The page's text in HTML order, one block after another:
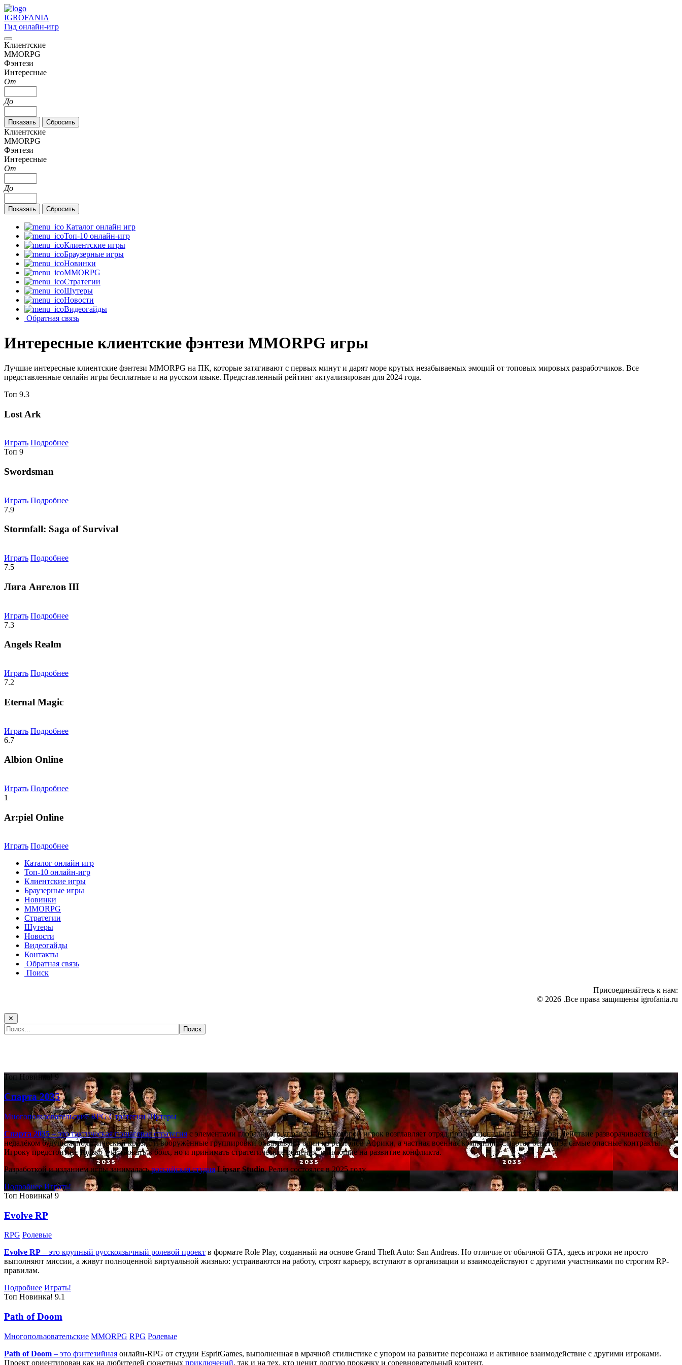
IGROFANIA
Гид онлайн-игр
Клиентские
MMORPG
Фэнтези
Интересные
От
До
Клиентские
MMORPG
Фэнтези
Интересные
От
До
Каталог онлайн игр
Топ-10 онлайн-игр
Клиентские игры
Браузерные игры
Новинки
MMORPG
Стратегии
Шутеры
Новости
Видеогайды
Обратная связь
Интересные клиентские фэнтези MMORPG игры
Лучшие интересные клиентские фэнтези MMORPG на ПК, которые затягивают с первых минут и дарят море крутых незабываемых эмоций от топовых мировых разработчиков. Все
представленные онлайн игры бесплатные и на русском языке. Представленный рейтинг актуализирован для 2024 года.
Топ 9.3
Lost Ark
Играть Подробнее
Топ 9
Swordsman
Играть Подробнее
7.9
Stormfall: Saga of Survival
Играть Подробнее
7.5
Лига Ангелов III
Играть Подробнее
7.3
Angels Realm
Играть Подробнее
7.2
Eternal Magic
Играть Подробнее
6.7
Albion Online
Играть Подробнее
1
Ar:piel Online
Играть Подробнее
Каталог онлайн игр
Топ-10 онлайн-игр
Клиентские игры
Браузерные игры
Новинки
MMORPG
Стратегии
Шутеры
Новости
Видеогайды
Контакты
Обратная связь
Поиск
Присоединяйтесь к нам:
© 2026 .Все права защищены igrofania.ru
✕
Топ Новинка! 9
Спарта 2035
Многопользовательские RPG Стратегии Шутеры
Спарта 2035– это тактическаяпошаговая стратегияс элементами глобального управления, в которой игрок возглавляет отряд профессиональных наёмников. Действие разворачивается в
недалёком будущем: политический кризис и вооружённые группировки охватывают один из регионов Африки, а частная военная компания «Спарта» берётся за самые опасные контракты.
Игроку предстоит не только участвовать в боях, но и принимать стратегические решения, влияющие на развитие конфликта.
Разработкой и изданием игры занималасьроссийская студия Lipsar Studio. Релиз состоялся в 2025 году.
Подробнее Играть!
Топ Новинка! 9
Evolve RP
RPG Ролевые
Evolve RP – это крупный русскоязычный ролевой проект в формате Role Play, созданный на основе Grand Theft Auto: San Andreas. Но отличие от обычной GTA, здесь игроки не просто
выполняют миссии, а живут полноценной виртуальной жизнью: устраиваются на работу, строят карьеру, вступают в организации и взаимодействуют с другими участниками по строгим RP-
правилам.
Подробнее Играть!
Топ Новинка! 9.1
Path of Doom
Многопользовательские MMORPG RPG Ролевые
Path of Doom – это фэнтезийная онлайн-RPG от студии EspritGames, выполненная в мрачной стилистике с упором на развитие персонажа и активное взаимодействие с другими игроками.
Проект ориентирован как на любителей сюжетных приключений, так и на тех, кто ценит долгую прокачку и соревновательный контент.